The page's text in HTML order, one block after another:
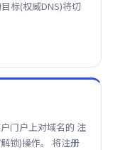
标(权威DNS)将切
门户上对域名的 注
锁)操作。 将注册